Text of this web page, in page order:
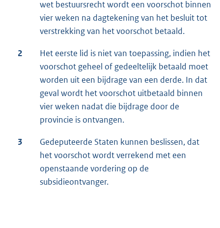
wet bestuursrecht wordt een voorschot binnen
vier weken na dagtekening van het besluit tot
verstrekking van het voorschot betaald.
2
Het eerste lid is niet van toepassing, indien het
voorschot geheel of gedeeltelijk betaald moet
worden uit een bijdrage van een derde. In dat
geval wordt het voorschot uitbetaald binnen
vier weken nadat die bijdrage door de
provincie is ontvangen.
3
Gedeputeerde Staten kunnen beslissen, dat
het voorschot wordt verrekend met een
openstaande vordering op de
subsidieontvanger.